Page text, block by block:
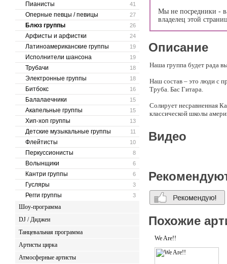
41
Пианисты
27
Оперные певцы / певицы
26
Блюз группы
24
Арфисты и арфистки
19
Латиноамериканские группы
19
Исполнители шансона
18
Трубачи
18
Электронные группы
16
Битбокс
15
Балалаечники
15
Акапельные группы
13
Хип-хоп группы
11
Детские музыкальные группы
10
Флейтисты
8
Перкуссионисты
6
Волынщики
6
Кантри группы
3
Гусляры
3
Регги группы
Шоу-программа
DJ / Диджеи
Танцевальная программа
Артисты цирка
Атмосферные артисты
Мы не посредники -
владелец этой
Описание
Наша группа будет рада
Наш состав – это люди с
Труба. Бас Гитара.
Солирует несравненная
классической школы
Видео
Похожие
We Are!!